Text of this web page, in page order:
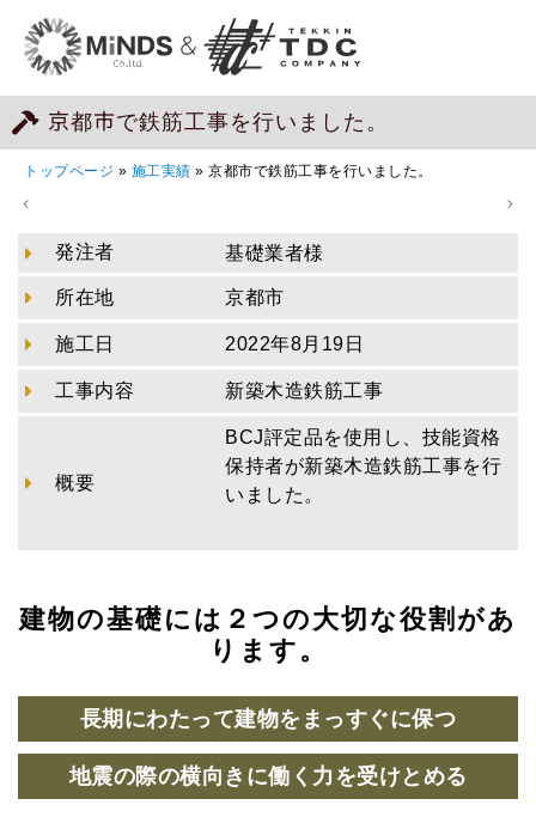
京都市で鉄筋工事を行いました。
トップページ » 施工実績 » 京都市で鉄筋工事を行いました。
発注者 基礎業者様
所在地 京都市
施工日 2022年8月19日
工事内容 新築木造鉄筋工事
概要
BCJ評定品を使用し、技能資格
保持者が新築木造鉄筋工事を行
いました。
建物の基礎には２つの大切な役割があ
ります。
長期にわたって建物をまっすぐに保つ
地震の際の横向きに働く力を受けとめる